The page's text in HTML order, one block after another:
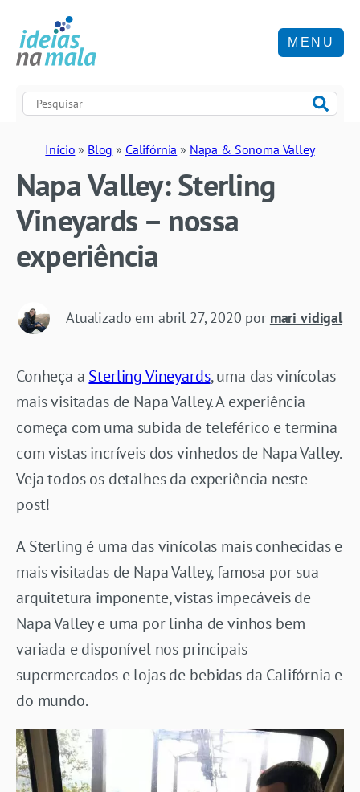
MENU
Início » Blog » Califórnia » Napa & Sonoma Valley
Napa Valley: Sterling
Vineyards – nossa
experiência
Atualizado em abril 27, 2020 por mari vidigal
Conheça a Sterling Vineyards, uma das vinícolas
mais visitadas de Napa Valley. A experiência
começa com uma subida de teleférico e termina
com vistas incríveis dos vinhedos de Napa Valley.
Veja todos os detalhes da experiência neste
post!
A Sterling é uma das vinícolas mais conhecidas e
mais visitadas de Napa Valley, famosa por sua
arquitetura imponente, vistas impecáveis de
Napa Valley e uma por linha de vinhos bem
variada e disponível nos principais
supermercados e lojas de bebidas da Califórnia e
do mundo.